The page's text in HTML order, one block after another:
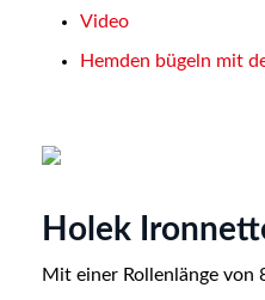
Video
Hemden bügeln mit
Holek
Mit einer Rollenlänge von